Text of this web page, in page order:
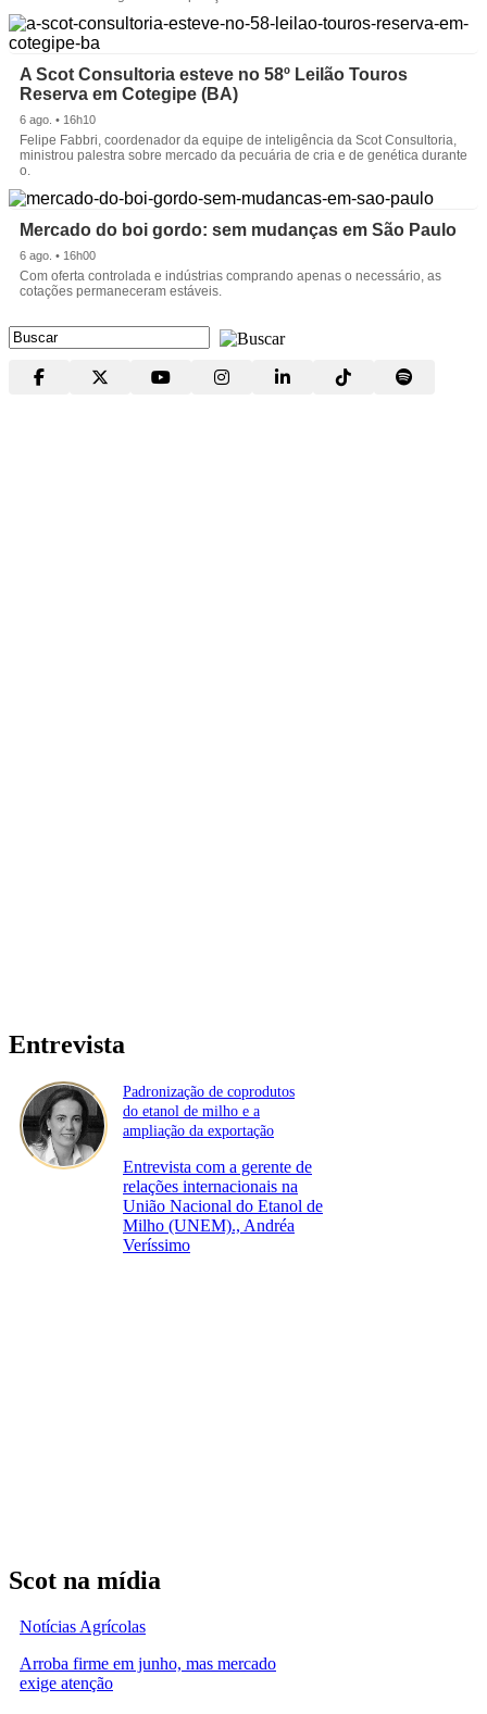
A Scot Consultoria esteve no 58º Leilão Touros
Reserva em Cotegipe (BA)
6 ago. • 16h10
Felipe Fabbri, coordenador da equipe de inteligência da Scot Consultoria,
ministrou palestra sobre mercado da pecuária de cria e de genética durante
o.
Mercado do boi gordo: sem mudanças em São Paulo
6 ago. • 16h00
Com oferta controlada e indústrias comprando apenas o necessário, as
cotações permaneceram estáveis.
Entrevista
Padronização de coprodutos
do etanol de milho e a
ampliação da exportação
Entrevista com a gerente de
relações internacionais na
União Nacional do Etanol de
Milho (UNEM)., Andréa
Veríssimo
Scot na mídia
Notícias Agrícolas
Arroba firme em junho, mas mercado
exige atenção